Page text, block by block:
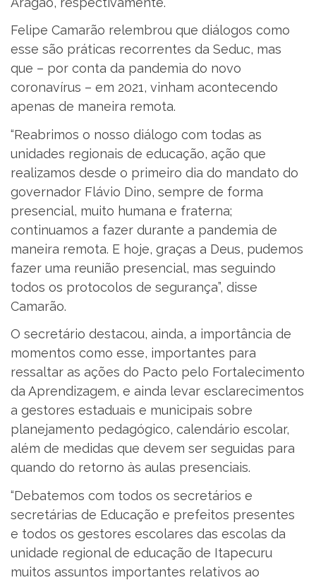
Felipe Camarão relembrou que diálogos como
esse são práticas recorrentes da Seduc, mas
que – por conta da pandemia do novo
coronavírus – em 2021, vinham acontecendo
apenas de maneira remota.
“Reabrimos o nosso diálogo com todas as
unidades regionais de educação, ação que
realizamos desde o primeiro dia do mandato do
governador Flávio Dino, sempre de forma
presencial, muito humana e fraterna;
continuamos a fazer durante a pandemia de
maneira remota. E hoje, graças a Deus, pudemos
fazer uma reunião presencial, mas seguindo
todos os protocolos de segurança”, disse
Camarão.
O secretário destacou, ainda, a importância de
momentos como esse, importantes para
ressaltar as ações do Pacto pelo Fortalecimento
da Aprendizagem, e ainda levar esclarecimentos
a gestores estaduais e municipais sobre
planejamento pedagógico, calendário escolar,
além de medidas que devem ser seguidas para
quando do retorno às aulas presenciais.
“Debatemos com todos os secretários e
secretárias de Educação e prefeitos presentes
e todos os gestores escolares das escolas da
unidade regional de educação de Itapecuru
muitos assuntos importantes relativos ao